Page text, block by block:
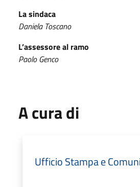
La sindaca
Daniela Toscano
L’assessore al ramo
Paolo Genco
A cura di
Ufficio Stampa e